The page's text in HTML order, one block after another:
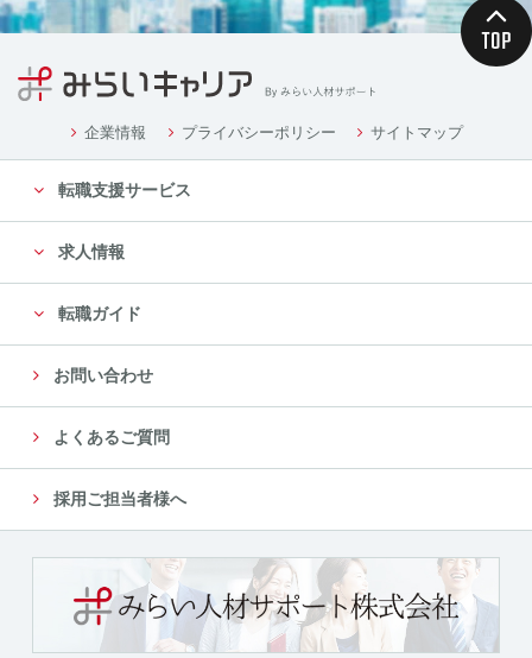
企業情報 プライバシーポリシー サイトマップ
転職支援サービス
求人情報
転職ガイド
お問い合わせ
よくあるご質問
採用ご担当者様へ